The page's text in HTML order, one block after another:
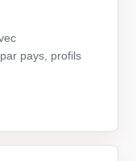
pays, profils